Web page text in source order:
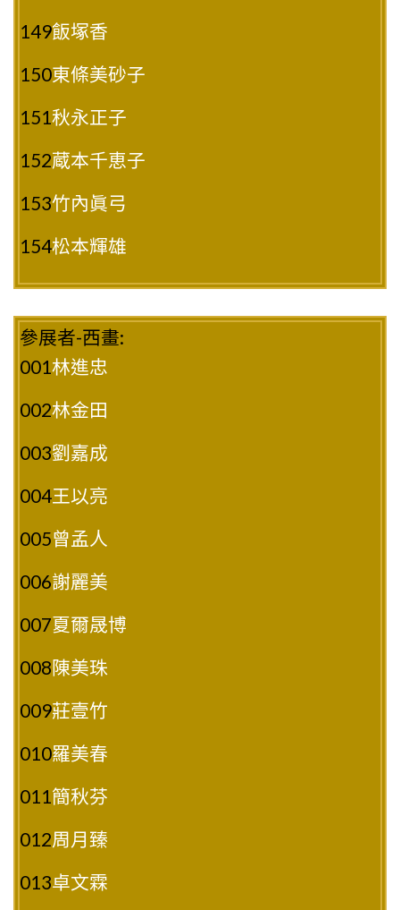
149飯塚香
150東條美砂子
151秋永正子
152蔵本千恵子
153竹內眞弓
154松本輝雄
參展者-西畫:
001林進忠
002林金田
003劉嘉成
004王以亮
005曾孟人
006謝麗美
007夏爾晟博
008陳美珠
009莊壹竹
010羅美春
011 簡秋芬
012周月臻
013卓文霖